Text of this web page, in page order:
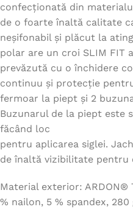
confecționată din
de o foarte înaltă calitate
neșifonabil și plăcut la
polar are un croi SLIM FIT
prevăzută cu o închidere
continuu și protecție
fermoar la piept și 2
Buzunarul de la piept este
făcând loc
pentru aplicarea siglei.
de înaltă vizibilitate pentru
Material exterior: ARDON®
% nailon, 5 % spandex, 280